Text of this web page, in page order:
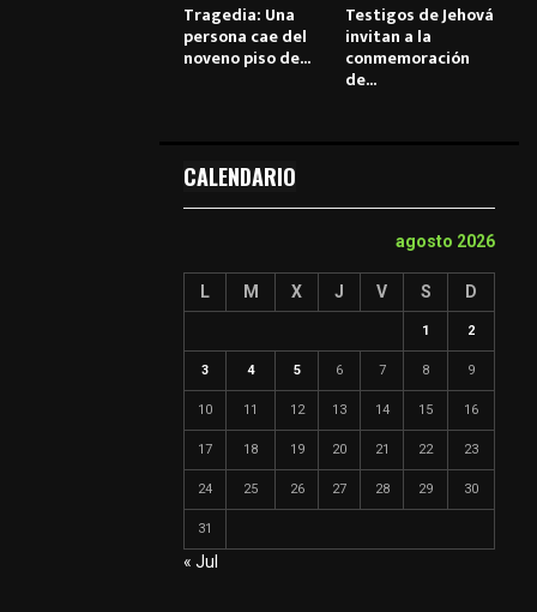
Tragedia: Una
persona cae del
noveno piso de...
Testigos de Jehová
invitan a la
conmemoración
de...
CALENDARIO
agosto 2026
L M X J V S D
1 2
3 4 5 6 7 8 9
10 11 12 13 14 15 16
17 18 19 20 21 22 23
24 25 26 27 28 29 30
31
« Jul